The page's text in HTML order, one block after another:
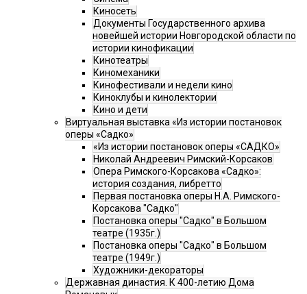
Киносеть
Документы Государственного архива
новейшей истории Новгородской области по
истории кинофикации
Кинотеатры
Киномеханики
Кинофестивали и недели кино
Киноклубы и кинолектории
Кино и дети
Виртуальная выставка «Из истории постановок
оперы «Садко»
«Из истории постановок оперы «САДКО»
Николай Андреевич Римский-Корсаков
Опера Римского-Корсакова «Садко»:
история создания, либретто
Первая постановка оперы Н.А. Римского-
Корсакова "Садко"
Постановка оперы "Садко" в Большом
театре (1935г.)
Постановка оперы "Садко" в Большом
театре (1949г.)
Художники-декораторы
Державная династия. К 400-летию Дома